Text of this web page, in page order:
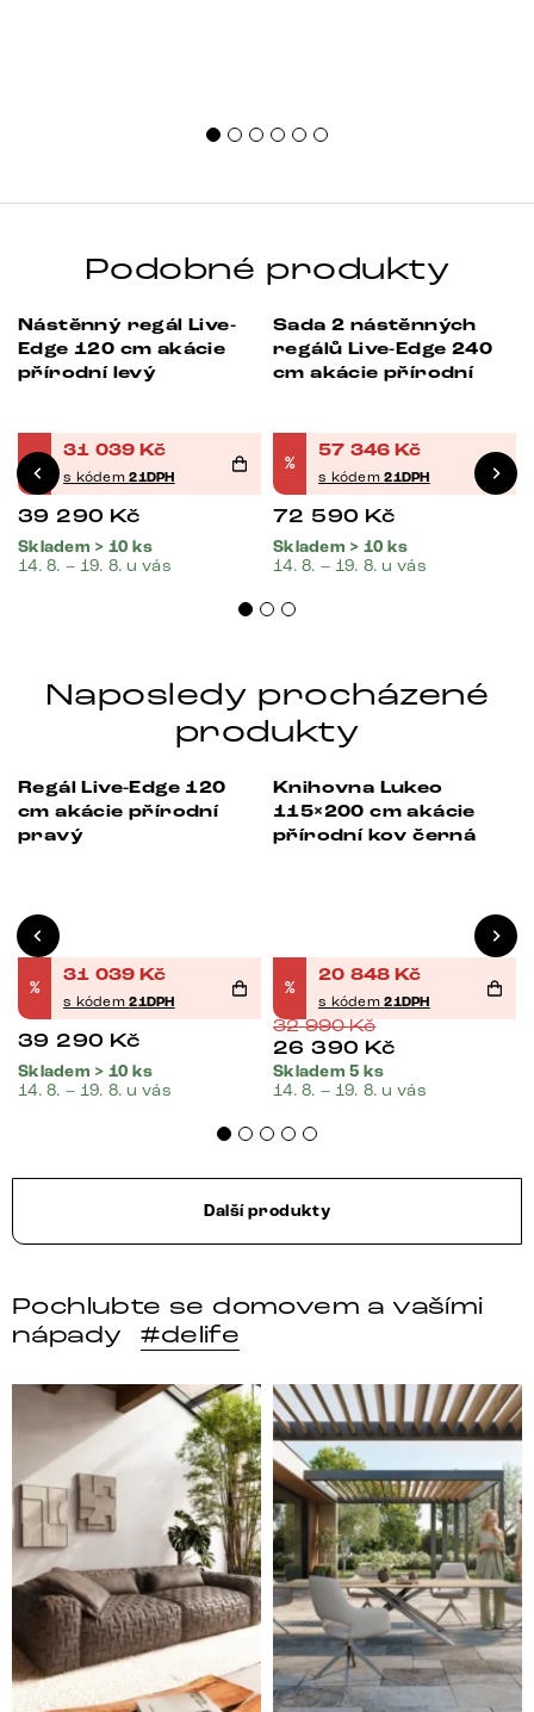
Podobné produkty
-21%
Nástěnný regál Live-
Edge 120 cm akácie
přírodní levý
%
31 039 Kč
s kódem21DPH
39 290 Kč
Skladem > 10 ks
14. 8. – 19. 8. u vás
-21%
Sada 2 nástěnných
regálů Live-Edge 240
cm akácie přírodní
%
57 346 Kč
s kódem21DPH
72 590 Kč
Skladem > 10 ks
14. 8. – 19. 8. u vás
Naposledy procházené
produkty
-21%
Regál Live-Edge 120
cm akácie přírodní
pravý
%
31 039 Kč
s kódem21DPH
39 290 Kč
Skladem > 10 ks
14. 8. – 19. 8. u vás
Knihovna Lukeo
115×200 cm akácie
přírodní kov černá
%
20 848 Kč
s kódem21DPH
32 990Kč
26 390 Kč
Skladem 5 ks
14. 8. – 19. 8. u vás
Další produkty
Pochlubte se domovem a vašími
nápady
#delife
Místo, kam se budeš těšit po každém dni. 🤎 Modulár
Styl, odolnost a společné